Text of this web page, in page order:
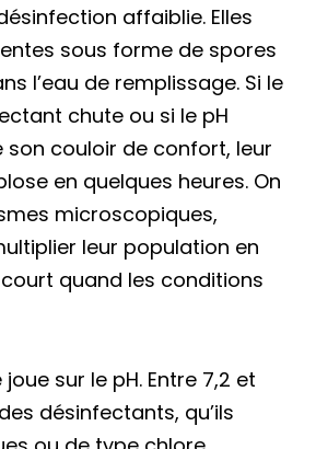
affaiblie. Elles
sous forme de spores
l’eau de remplissage. Si le
chute ou si le pH
son couloir de confort, leur
en quelques heures. On
microscopiques,
leur population en
quand les conditions
sur le pH. Entre 7,2 et
désinfectants, qu’ils